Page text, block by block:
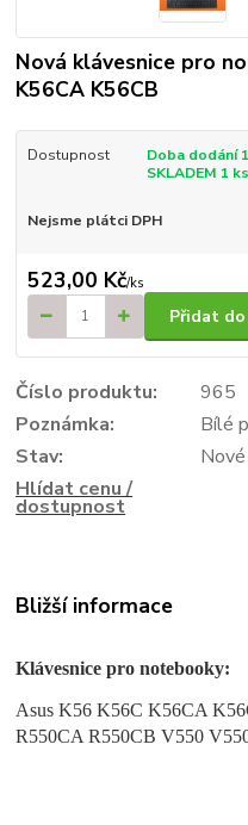
Nová klávesnice pro
K56CA K56CB
Dostupnost
Doba dodání
SKLADEM 1 ks
Nejsme plátci DPH
523,00 Kč/ks
Přidat
Číslo produktu:
965
Poznámka:
Bílé
Stav:
Nové
Hlídat cenu /
dostupnost
Bližší informace
Klávesnice pro notebooky:
Asus K56 K56C K56CA
R550CA R550CB V550